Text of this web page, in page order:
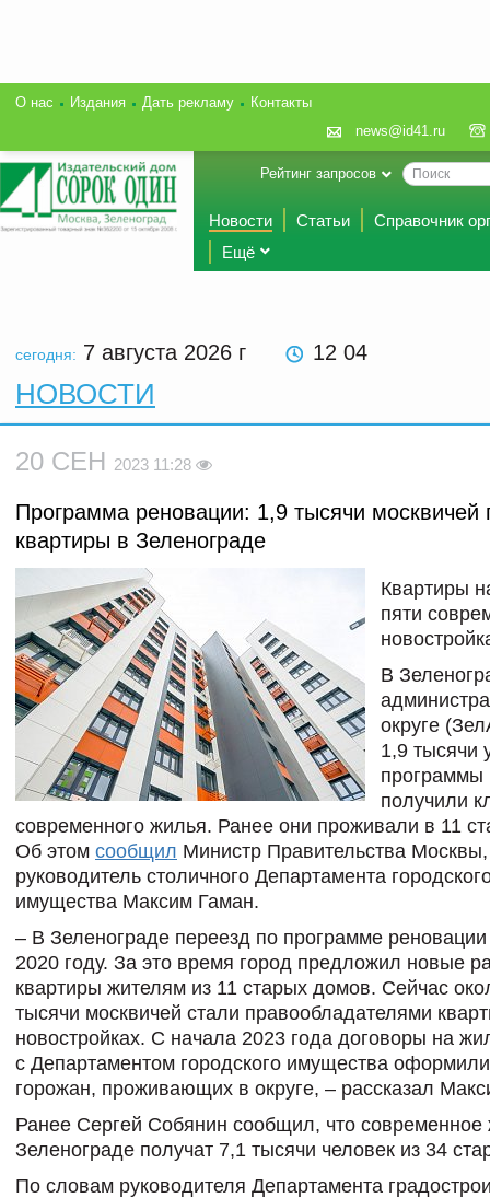
О нас Издания Дать рекламу
Контакты
news@id41.ru
Рейтинг запросов
Новости Статьи
Справочник
Ещё
сегодня: 7 августа 2026 г 12 04
НОВОСТИ
20 СЕН 2023 11:28
Пpограмма реновации: 1,9 тысячи москвичей
квартиры в Зеленограде
Квартиры
пяти
В
округе
1,9 тысячи
программы
получили
современного жилья. Ранее они проживали в 11
Об этом сообщил Министр Правительства Москвы,
руководитель столичного Департамента
имущества Максим Гаман.
– В Зеленограде переезд по программе
2020 году. За это время город предложил новые
квартиры жителям из 11 старых домов. Сейчас
тысячи москвичей стали правообладателями
новостройках. С начала 2023 года договоры на
с Департаментом городского имущества
горожан, проживающих в округе, – рассказал
Ранее Сергей Собянин сообщил, что современное
Зеленограде получат 7,1 тысячи человек из 34
По словам руководителя Департамента